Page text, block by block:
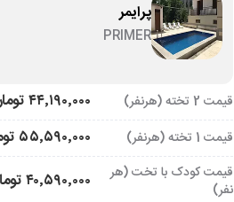
پرایمر
PRIMER
قیمت 2 تخته (هرنفر) ۴۴٬۱۹۰٬۰۰۰ تومان
قیمت 1 تخته (هرنفر) ۵۵٬۵۹۰٬۰۰۰ تومان
قیمت کودک با تخت (هر
نفر)
۴۰٬۵۹۰٬۰۰۰ تومان